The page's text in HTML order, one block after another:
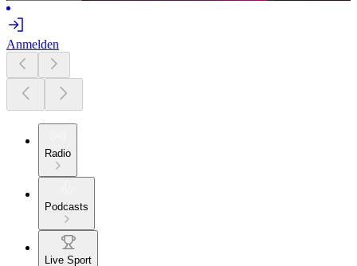
Anmelden
Radio
Podcasts
Live Sport